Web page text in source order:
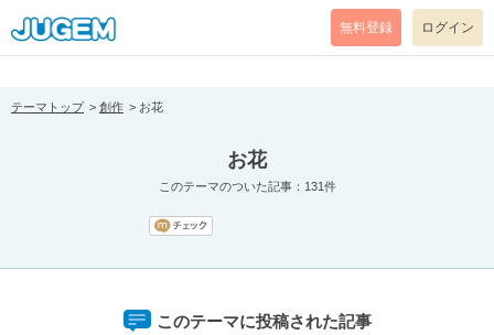
[pear_error: message="Success" code=0 mode=return level=notice
prefix="" info=""]
無料登録 ログイン
テーマトップ 創作 お花
お花
このテーマのついた記事：131件
このテーマに投稿された記事